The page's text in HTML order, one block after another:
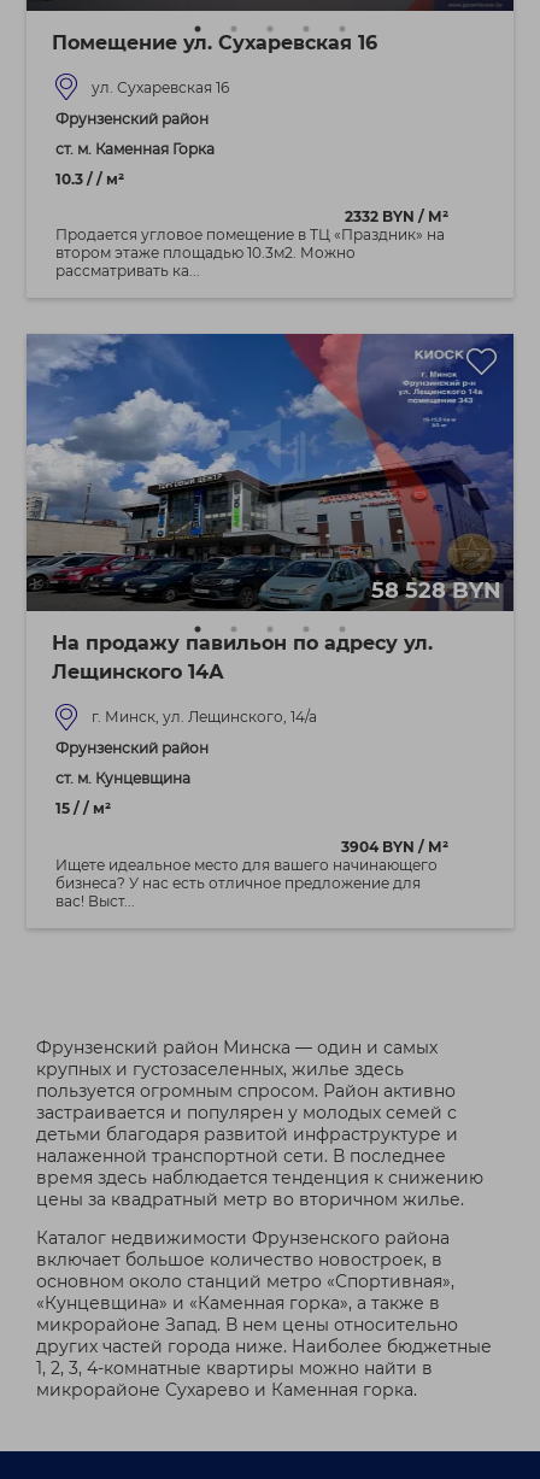
Помещение ул. Сухаревская 16
ул. Сухаревская 16
Фрунзенский район
ст. м. Каменная Горка
10.3 / / м²
2332 BYN / М²
Продается угловое помещение в ТЦ «Праздник» на
втором этаже площадью 10.3м2. Можно
рассматривать ка...
58 528 BYN
На продажу павильон по адресу ул.
Лещинского 14А
г. Минск, ул. Лещинского, 14/а
Фрунзенский район
ст. м. Кунцевщина
15 / / м²
3904 BYN / М²
Ищете идеальное место для вашего начинающего
бизнеса? У нас есть отличное предложение для
вас! Выст...
Фрунзенский район Минска — один и самых
крупных и густозаселенных, жилье здесь
пользуется огромным спросом. Район активно
застраивается и популярен у молодых семей с
детьми благодаря развитой инфраструктуре и
налаженной транспортной сети. В последнее
время здесь наблюдается тенденция к снижению
цены за квадратный метр во вторичном жилье.
Каталог недвижимости Фрунзенского района
включает большое количество новостроек, в
основном около станций метро «Спортивная»,
«Кунцевщина» и «Каменная горка», а также в
микрорайоне Запад. В нем цены относительно
других частей города ниже. Наиболее бюджетные
1, 2, 3, 4-комнатные квартиры можно найти в
микрорайоне Сухарево и Каменная горка.